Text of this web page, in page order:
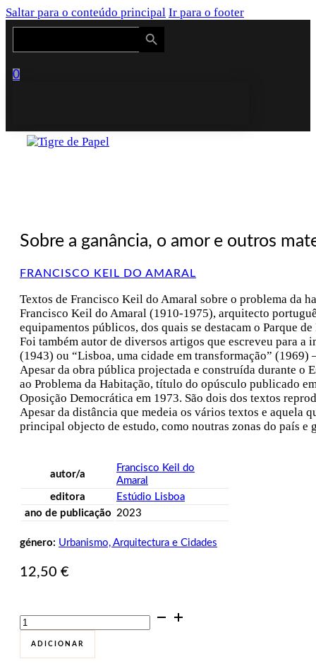
Saltar para o conteúdo principal Ir para o footer
Search
Search Button
0
Sobre a ganância, o amor e outros
FRANCISCO KEIL DO AMARAL
Textos de Francisco Keil do Amaral sobre o problema da
Francisco Keil do Amaral (1910-1975), arquitecto
equipamentos públicos, dos quais se destacam o Parque
Foi também autor de diversos artigos que escreveu para
(1943) ou “Lisboa, uma cidade em transformação”
Apesar da obra pública projectada e construída durante
ao Problema da Habitação, título do opúsculo publicado
Oposição Democrática em 1973. São dois dos textos
Apesar da distância que medeia os vários textos e aquela
principal objecto de estudo, como noutras zonas do país e
autor/a
Francisco Keil do
Amaral
editora
Estúdio Lisboa
ano de publicação 2023
género: Urbanismo, Arquitectura e Cidades
12,50 €
Quantidade
de
Sobre
a
ADICIONAR